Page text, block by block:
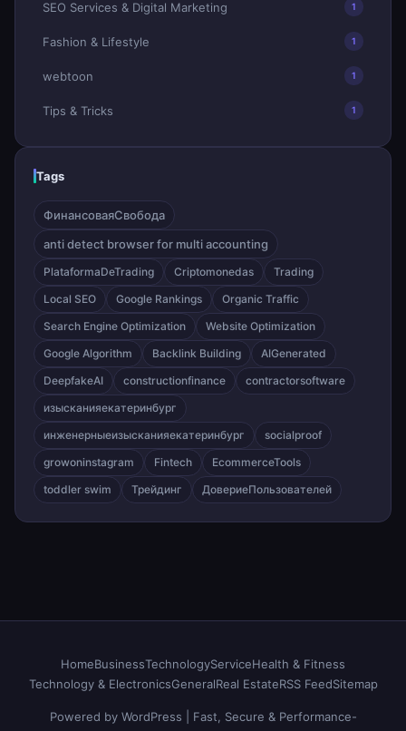
SEO Services & Digital Marketing 1
Fashion & Lifestyle 1
webtoon 1
Tips & Tricks 1
Tags
ФинансоваяСвобода
anti detect browser for multi accounting
PlataformaDeTrading Criptomonedas
Trading
Local SEO
Google Rankings
Organic Traffic
Search Engine Optimization
Website Optimization
Google Algorithm
Backlink Building
AIGenerated
DeepfakeAI
constructionfinance
contractorsoftware
изысканияекатеринбург
инженерныеизысканияекатеринбург
socialproof
growoninstagram
Fintech
EcommerceTools
toddler swim
Трейдинг ДовериеПользователей
HomeBusinessTechnologyServiceHealth & Fitness
Technology & ElectronicsGeneralReal EstateRSS FeedSitemap
Powered by WordPress | Fast, Secure & Performance-